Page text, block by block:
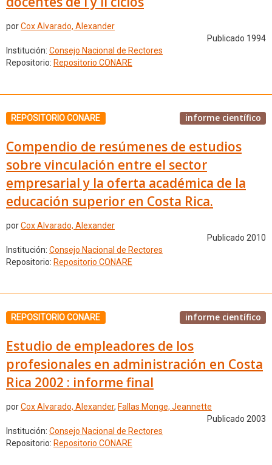
porCox Alvarado, Alexander
Publicado 1994
Institución: Consejo Nacional de Rectores
Repositorio: Repositorio CONARE
REPOSITORIO CONARE informe científico
Compendio de resúmenes de estudios
sobre vinculación entre el sector
empresarial y la oferta académica de la
educación superior en Costa Rica.
porCox Alvarado, Alexander
Publicado 2010
Institución: Consejo Nacional de Rectores
Repositorio: Repositorio CONARE
REPOSITORIO CONARE informe científico
Estudio de empleadores de los
profesionales en administración en Costa
Rica 2002 : informe final
porCox Alvarado, Alexander, Fallas Monge, Jeannette
Publicado 2003
Institución: Consejo Nacional de Rectores
Repositorio: Repositorio CONARE